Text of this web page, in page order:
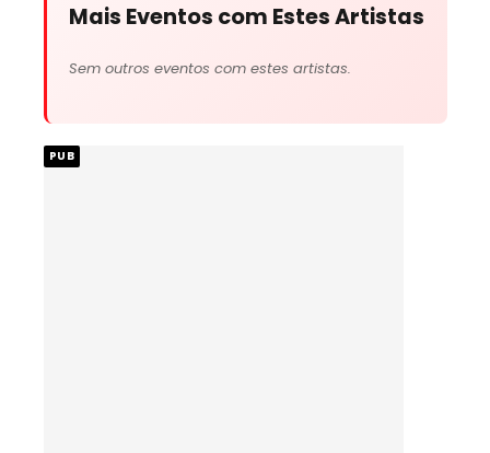
Mais Eventos com Estes Artistas
Sem outros eventos com estes artistas.
PUB